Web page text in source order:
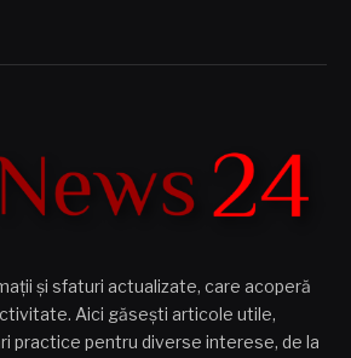
și sfaturi actualizate, care acoperă
Aici găsești articole utile,
practice pentru diverse interese, de la